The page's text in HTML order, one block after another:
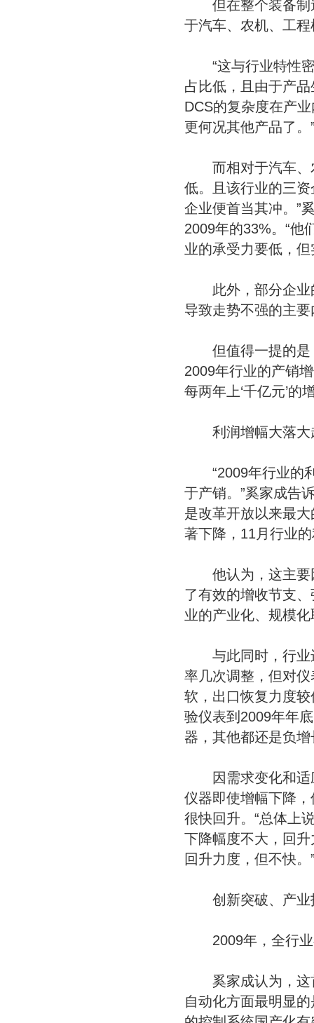
但在整个装备制
于汽车、农机、工
“这与行业特性密
占比低，且由于产
DCS的复杂度在产
更何况其他产品了。
而相对于汽车、
低。且该行业的三
企业便首当其冲。”
2009年的33%。“他
业的承受力要低，
此外，部分企业
导致走势不强的主要
但值得一提的是，
2009年行业的产销
每两年上‘千亿元’的
利润增幅大落大
“2009年行业的利
于产销。”奚家成告
是改革开放以来最
著下降，11月行业
他认为，这主要
了有效的增收节支
业的产业化、规模
与此同时，行业进
率几次调整，但对
软，出口恢复力度
验仪表到2009年年
器，其他都还是负增
因需求变化和适
仪器即使增幅下降
很快回升。“总体上
下降幅度不大，回
回升力度，但不快。
创新突破、产业
2009年，全行业
奚家成认为，这首
自动化方面最明显